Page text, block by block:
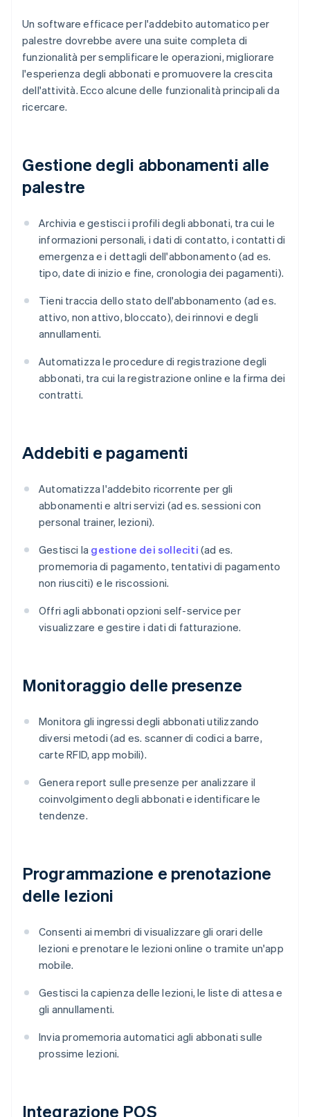
Un software efficace per l'addebito automatico per
palestre dovrebbe avere una suite completa di
funzionalità per semplificare le operazioni, migliorare
l'esperienza degli abbonati e promuovere la crescita
dell'attività. Ecco alcune delle funzionalità principali da
ricercare.
Gestione degli abbonamenti alle
palestre
Archivia e gestisci i profili degli abbonati, tra cui le
informazioni personali, i dati di contatto, i contatti di
emergenza e i dettagli dell'abbonamento (ad es.
tipo, date di inizio e fine, cronologia dei pagamenti).
Tieni traccia dello stato dell'abbonamento (ad es.
attivo, non attivo, bloccato), dei rinnovi e degli
annullamenti.
Automatizza le procedure di registrazione degli
abbonati, tra cui la registrazione online e la firma dei
contratti.
Addebiti e pagamenti
Automatizza l'addebito ricorrente per gli
abbonamenti e altri servizi (ad es. sessioni con
personal trainer, lezioni).
Gestisci la gestione dei solleciti (ad es.
promemoria di pagamento, tentativi di pagamento
non riusciti) e le riscossioni.
Offri agli abbonati opzioni self-service per
visualizzare e gestire i dati di fatturazione.
Monitoraggio delle presenze
Monitora gli ingressi degli abbonati utilizzando
diversi metodi (ad es. scanner di codici a barre,
carte RFID, app mobili).
Genera report sulle presenze per analizzare il
coinvolgimento degli abbonati e identificare le
tendenze.
Programmazione e prenotazione
delle lezioni
Consenti ai membri di visualizzare gli orari delle
lezioni e prenotare le lezioni online o tramite un'app
mobile.
Gestisci la capienza delle lezioni, le liste di attesa e
gli annullamenti.
Invia promemoria automatici agli abbonati sulle
prossime lezioni.
Integrazione POS